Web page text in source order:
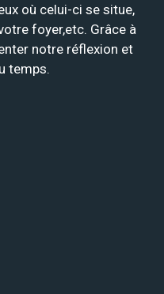
où celui-ci se situe,
foyer,etc. Grâce à
notre réflexion et
temps.